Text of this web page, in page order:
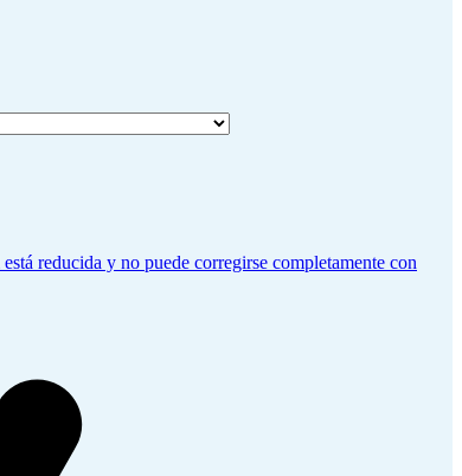
reducida y no puede corregirse completamente con